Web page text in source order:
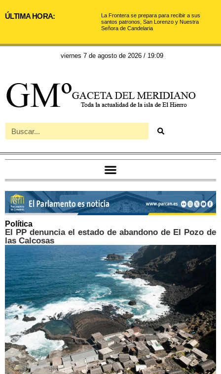
ÚLTIMA HORA:
La Frontera se prepara para recibir a sus
santos patronos, San Lorenzo y Nuestra
Señora de Candelaria
viernes 7 de agosto de 2026 / 19:09
Política
El PP denuncia el estado de abandono de El Pozo de
las Calcosas